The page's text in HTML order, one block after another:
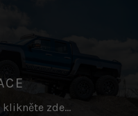
klikněte zde…